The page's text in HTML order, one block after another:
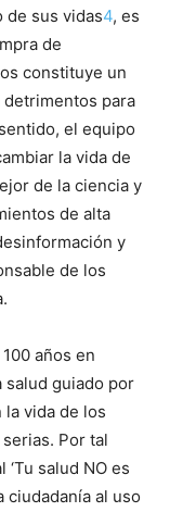
de sus vidas4, es
de
constituye un
para
el equipo
la vida de
de la ciencia y
de alta
y
de los
años en
salud guiado por
vida de los
Por tal
salud NO es
ciudadanía al uso